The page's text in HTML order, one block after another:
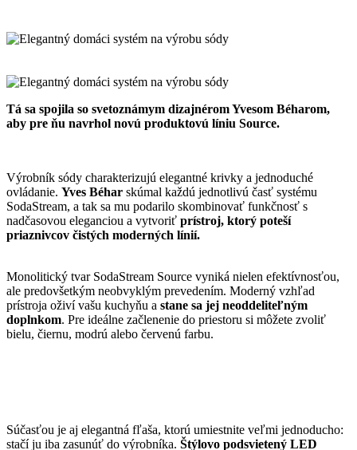
Tá sa spojila so svetoznámym dizajnérom Yvesom Béharom,
aby pre ňu navrhol novú produktovú líniu Source.
Výrobník sódy charakterizujú elegantné krivky a jednoduché
ovládanie. Yves Béhar skúmal každú jednotlivú časť systému
SodaStream, a tak sa mu podarilo skombinovať funkčnosť s
nadčasovou eleganciou a vytvoriť prístroj, ktorý poteší
priaznivcov čistých moderných línií.
Monolitický tvar SodaStream Source vyniká nielen efektívnosťou,
ale predovšetkým neobvyklým prevedením. Moderný vzhľad
prístroja oživí vašu kuchyňu a stane sa jej neoddeliteľným
doplnkom. Pre ideálne začlenenie do priestoru si môžete zvoliť
bielu, čiernu, modrú alebo červenú farbu.
Súčasťou je aj elegantná fľaša, ktorú umiestnite veľmi jednoducho:
stačí ju iba zasunúť do výrobníka. Štýlovo podsvietený LED